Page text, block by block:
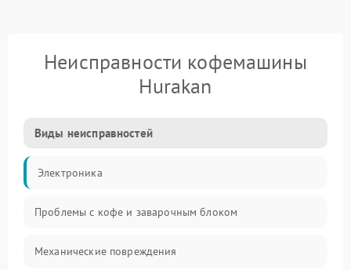
Неисправности кофемашины
Hurakan
Виды неисправностей
Электроника
Проблемы с кофе и заварочным блоком
Механические повреждения